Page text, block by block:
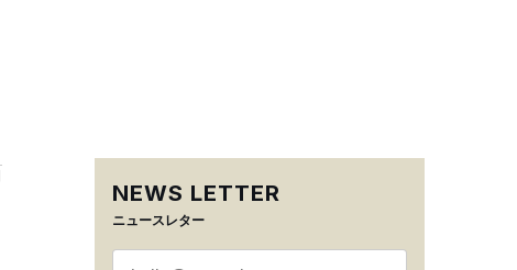
NEWS LETTER
ニュースレター